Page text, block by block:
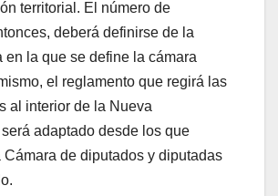
territorial. El número de
deberá definirse de la
en la que se define la cámara
el reglamento que regirá las
al interior de la Nueva
adaptado desde los que
Cámara de diputados y diputadas